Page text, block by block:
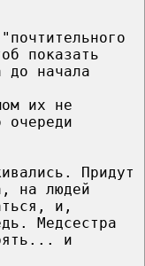
показать
до начала
их не
очереди
Придут
на людей
и,
Медсестра
и